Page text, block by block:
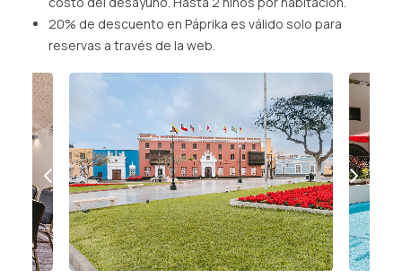
20% de descuento en Páprika es válido solo para
reservas a través de la web.​